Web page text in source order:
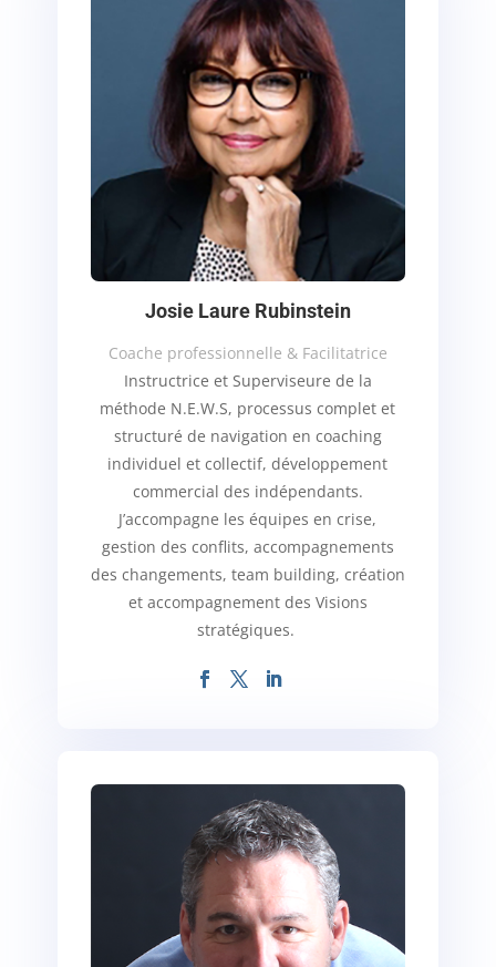
Josie Laure Rubinstein
Coache professionnelle & Facilitatrice
Instructrice et Superviseure de la
méthode N.E.W.S, processus complet et
structuré de navigation en coaching
individuel et collectif, développement
commercial des indépendants.
J’accompagne les équipes en crise,
gestion des conflits, accompagnements
des changements, team building, création
et accompagnement des Visions
stratégiques.